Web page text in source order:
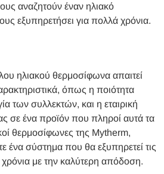
αναζητούν έναν ηλιακό
εξυπηρετήσει για πολλά χρόνια.
ηλιακού θερμοσίφωνα απαιτεί
όπως η ποιότητα
των συλλεκτών, και η εταιρική
σε ένα προϊόν που πληροί αυτά τα
θερμοσίφωνες της Mytherm,
ένα σύστημα που θα εξυπηρετεί τις
με την καλύτερη απόδοση.